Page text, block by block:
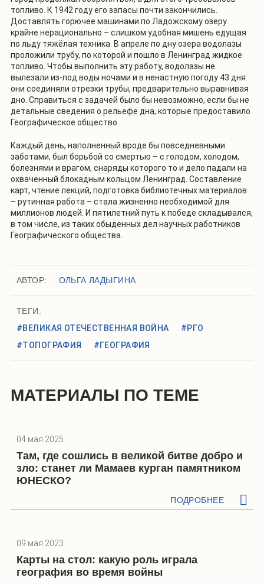
топливо. К 1942 году его запасы почти закончились.
Доставлять горючее машинами по Ладожскому озеру
крайне нерационально – слишком удобная мишень едущая
по льду тяжёлая техника. В апреле по дну озера водолазы
проложили трубу, по которой и пошло в Ленинград жидкое
топливо. Чтобы выполнить эту работу, водолазы не
вылезали из-под воды ночами и в ненастную погоду 43 дня:
они соединяли отрезки трубы, предварительно выравнивая
дно. Справиться с задачей было бы невозможно, если бы не
детальные сведения о рельефе дна, которые предоставило
Географическое общество.
Каждый день, наполненный вроде бы повседневными
заботами, был борьбой со смертью – с голодом, холодом,
болезнями и врагом, снаряды которого то и дело падали на
охваченный блокадным кольцом Ленинград. Составление
карт, чтение лекций, подготовка библиотечных материалов
– рутинная работа – стала жизненно необходимой для
миллионов людей. И пятилетний путь к победе складывался,
в том числе, из таких обыденных дел научных работников
Географического общества.
АВТОР: ОЛЬГА ЛАДЫГИНА
ТЕГИ:
#ВЕЛИКАЯ ОТЕЧЕСТВЕННАЯ ВОЙНА
#РГО
#ТОПОГРАФИЯ
#ГЕОГРАФИЯ
МАТЕРИАЛЫ ПО ТЕМЕ
04 мая 2025
Там, где сошлись в великой битве добро и
зло: станет ли Мамаев курган памятником
ЮНЕСКО?
ПОДРОБНЕЕ
09 мая 2023
Карты на стол: какую роль играла
география во время войны